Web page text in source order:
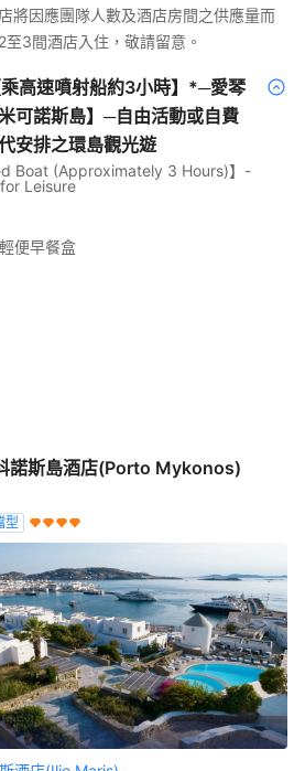
將因應團隊人數及酒店房間之供應量而
至3間酒店入住，敬請留意。
高速噴射船約3小時】*─愛琴
可諾斯島】─自由活動或自費
安排之環島觀光遊
Boat (Approximately 3 Hours)】-
Leisure
便早餐盒
諾斯島酒店(Porto Mykonos)
型